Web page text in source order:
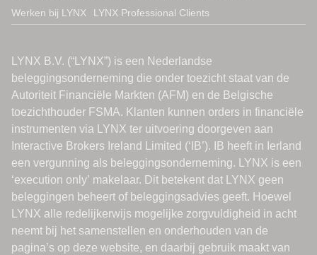
Werken bij LYNX
LYNX Professional Clients